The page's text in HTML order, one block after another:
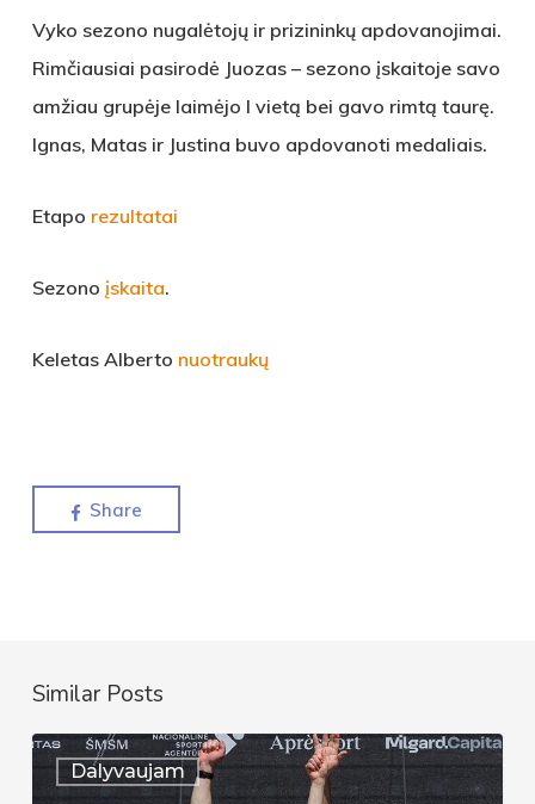
Vyko sezono nugalėtojų ir prizininkų apdovanojimai.
Rimčiausiai pasirodė Juozas – sezono įskaitoje savo
amžiau grupėje laimėjo I vietą bei gavo rimtą taurę.
Ignas, Matas ir Justina buvo apdovanoti medaliais.
Etapo rezultatai
Sezono įskaita.
Keletas Alberto nuotraukų
Share
Similar Posts
Dalyvaujam
Auksinis
pasirodymas